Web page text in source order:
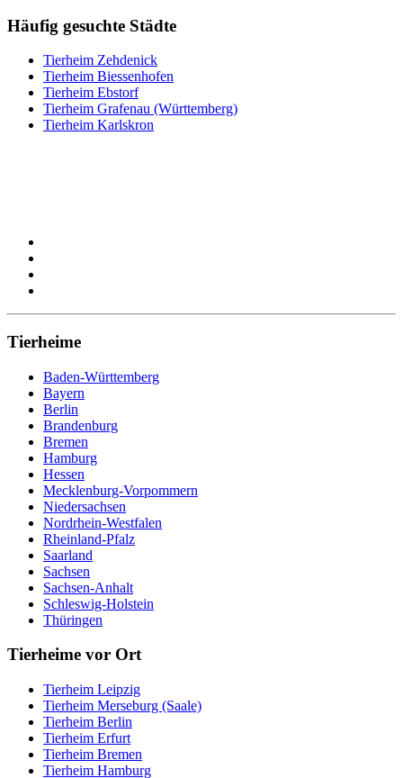
Häufig gesuchte Städte
Tierheim Zehdenick
Tierheim Biessenhofen
Tierheim Ebstorf
Tierheim Grafenau (Württemberg)
Tierheim Karlskron
Tierheime
Baden-Württemberg
Bayern
Berlin
Brandenburg
Bremen
Hamburg
Hessen
Mecklenburg-Vorpommern
Niedersachsen
Nordrhein-Westfalen
Rheinland-Pfalz
Saarland
Sachsen
Sachsen-Anhalt
Schleswig-Holstein
Thüringen
Tierheime vor Ort
Tierheim Leipzig
Tierheim Merseburg (Saale)
Tierheim Berlin
Tierheim Erfurt
Tierheim Bremen
Tierheim Hamburg